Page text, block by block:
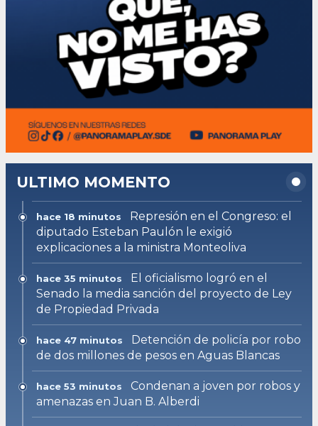
ULTIMO MOMENTO
hace 18 minutos
Represión en el Congreso: el
diputado Esteban Paulón le exigió
explicaciones a la ministra Monteoliva
hace 35 minutos
El oficialismo logró en el
Senado la media sanción del proyecto de Ley
de Propiedad Privada
hace 47 minutos
Detención de policía por robo
de dos millones de pesos en Aguas Blancas
hace 53 minutos
Condenan a joven por robos y
amenazas en Juan B. Alberdi